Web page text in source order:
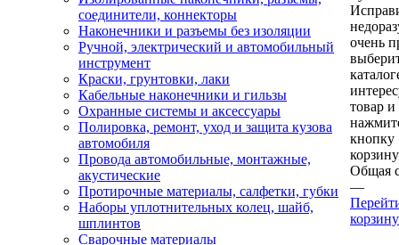
соединители, коннекторы
Наконечники и разъемы без изоляции
Ручной, электрический и автомобильный
инструмент
Краски, грунтовки, лаки
Кабельные наконечники и гильзы
Охранные системы и аксессуары
Полировка, ремонт, уход и защита кузова
автомобиля
Провода автомобильные, монтажные,
акустические
Протирочные материалы, салфетки, губки
Наборы уплотнительных колец, шайб,
шплинтов
Сварочные материалы
очень
товар и
кнопку
Общая
—
корзину